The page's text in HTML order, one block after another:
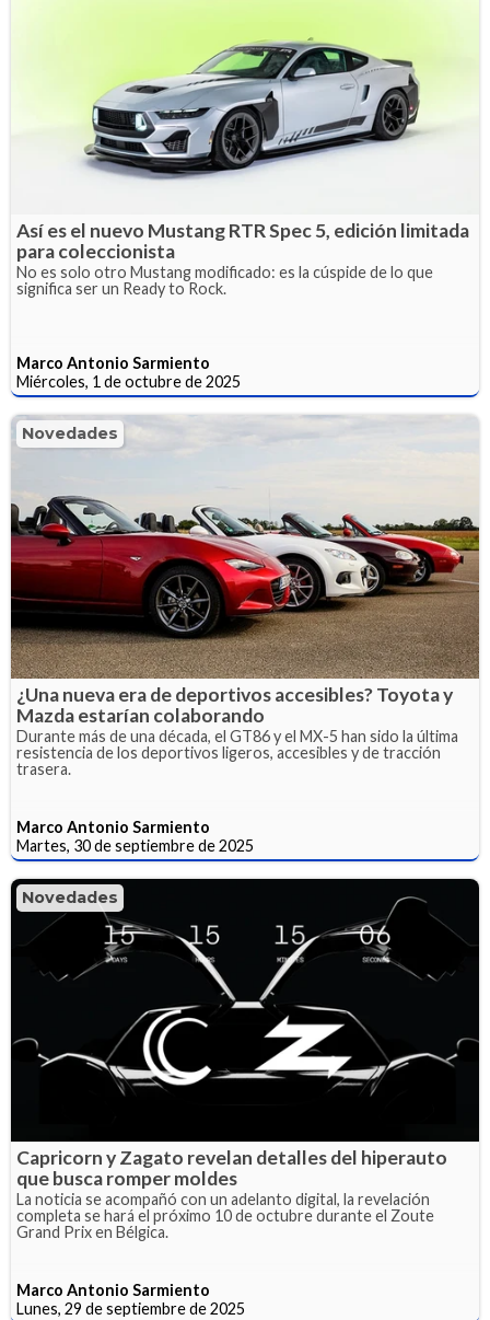
Así es el nuevo Mustang RTR Spec 5, edición limitada
para coleccionista
No es solo otro Mustang modificado: es la cúspide de lo que
significa ser un Ready to Rock.
Marco Antonio Sarmiento
Miércoles, 1 de octubre de 2025
Novedades
¿Una nueva era de deportivos accesibles? Toyota y
Mazda estarían colaborando
Durante más de una década, el GT86 y el MX-5 han sido la última
resistencia de los deportivos ligeros, accesibles y de tracción
trasera.
Marco Antonio Sarmiento
Martes, 30 de septiembre de 2025
Novedades
Capricorn y Zagato revelan detalles del hiperauto
que busca romper moldes
La noticia se acompañó con un adelanto digital, la revelación
completa se hará el próximo 10 de octubre durante el Zoute
Grand Prix en Bélgica.
Marco Antonio Sarmiento
Lunes, 29 de septiembre de 2025